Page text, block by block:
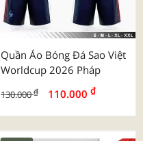
Quần Áo Bóng Đá Sao Việt
Worldcup 2026 Pháp
130.000₫ 110.000 ₫